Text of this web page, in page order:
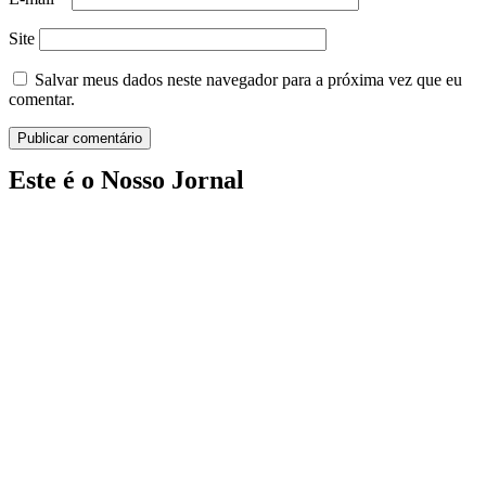
Site
Salvar meus dados neste navegador para a próxima vez que eu
comentar.
Este é o Nosso Jornal